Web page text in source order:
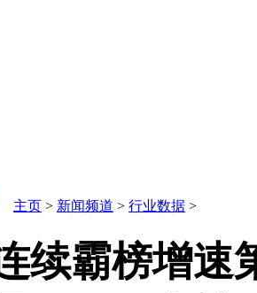
主页 > 新闻频道 > 行业数据 >
续霸榜增速